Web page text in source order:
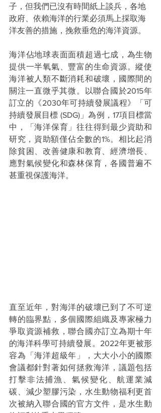
子，但我們已沒有時間紙上談兵，各地
政府、依賴海洋的行業必須馬上採取海
洋友善的措施，挽救垂危的海洋資源。
海洋佔地球表面面積超過七成，為生物
提供一半氧氣、豐富的生命資源。縱使
海洋被人類不斷消耗和破壞，國際間的
關注一直微乎其微。以聯合國於2015年
訂立的《2030年可持續發展議程》「可
持續發展目標 (SDG)」為例，17項目標當
中，「海洋保育」往往得到最少資助和
研究，資助額僅佔全數的1%。相比起消
除貧困、改善健康和教育、經濟增長、
應對氣候變化和森林保育，各國普遍不
甚重視保護海洋。
直至近年，對海洋的破壞已到了不可逆
轉的臨界點，多個國際組織及專家極力
爭取資源補救，聯合國亦訂立為期十年
的海洋科學可持續發展。2022年更被形
容為「海洋超級年」，大大小小的國際
會議都針對著如何拯救海洋，議題包括
打擊非法捕漁、氣候變化、航運業減
碳、減少塑膠污染，水生動物福利更首
次被納入聯合國的官方文件，是水生動